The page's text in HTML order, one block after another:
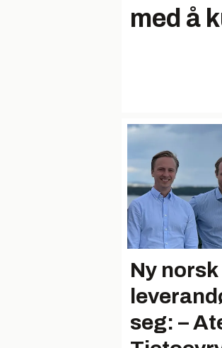
med å
Ny norsk
seg: –